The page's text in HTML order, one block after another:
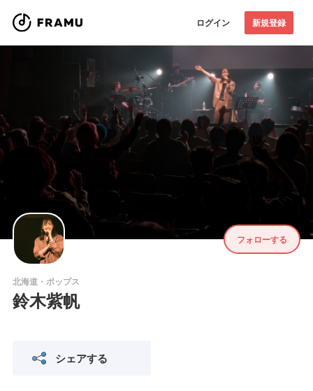
ログイン 新規登録
フォローする
北海道・ポップス
鈴木紫帆
シェアする